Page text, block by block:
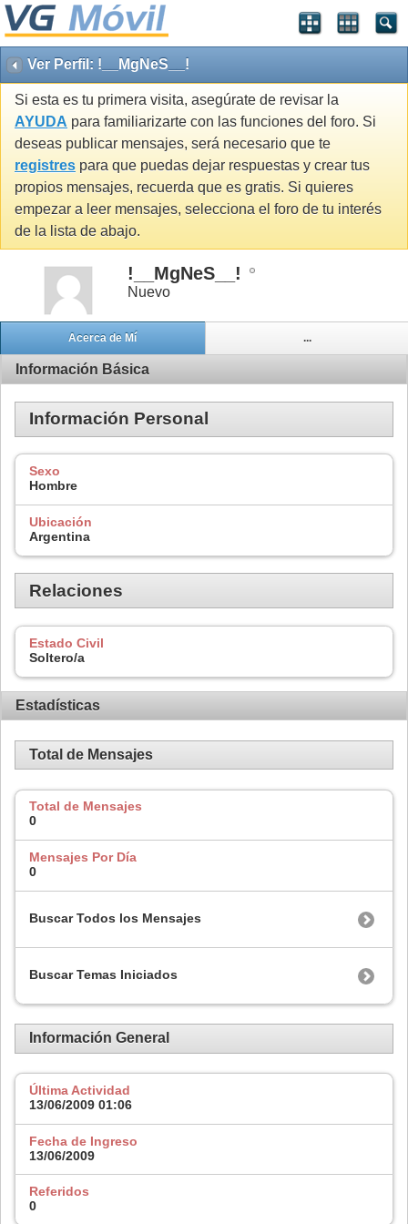
Ver Perfil: !__MgNeS__!
Si esta es tu primera visita, asegúrate de revisar la
AYUDA para familiarizarte con las funciones del foro. Si
deseas publicar mensajes, será necesario que te
registres para que puedas dejar respuestas y crear tus
propios mensajes, recuerda que es gratis. Si quieres
empezar a leer mensajes, selecciona el foro de tu interés
de la lista de abajo.
!__MgNeS__!
Nuevo
Acerca de Mí ...
Información Básica
Información Personal
Sexo
Hombre
Ubicación
Argentina
Relaciones
Estado Civil
Soltero/a
Estadísticas
Total de Mensajes
Total de Mensajes
0
Mensajes Por Día
0
Buscar Todos los Mensajes
Buscar Temas Iniciados
Información General
Última Actividad
13/06/2009 01:06
Fecha de Ingreso
13/06/2009
Referidos
0